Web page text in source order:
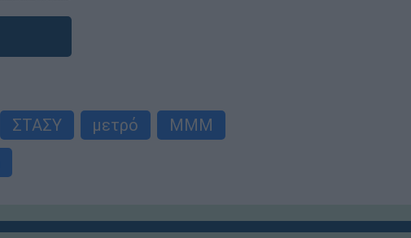
ΣΤΑΣΥ μετρό
ΜΜΜ